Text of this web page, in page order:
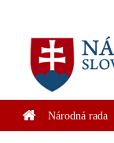
Národná rada